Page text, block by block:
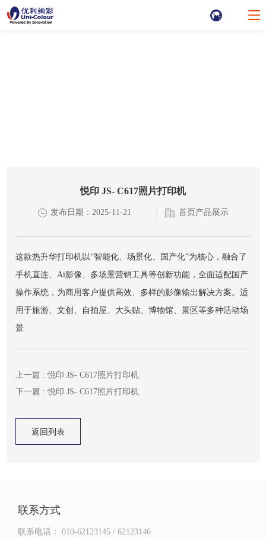
悦印 JS- C617照片打印机
发布日期：2025-11-21 首页产品展示
这款热升华打印机以“智能化、场景化、国产化”为核心，融合了
手机直连、Ai影像、多场景营销工具等创新功能，全面适配国产
操作系统，为商用客户提供高效、多样的影像输出解决方案。适
用于旅游、文创、自拍屋、大头贴、博物馆、景区等多种活动场
景
上一篇 : 悦印 JS- C617照片打印机
下一篇 : 悦印 JS- C617照片打印机
返回列表
联系方式
联系电话： 010-62123145 / 62123146